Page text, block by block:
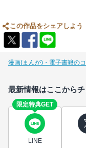
この作品をシェアしよう
漫画(まんが)・電子書籍の
最新情報はここからチ
限定特典GET
LINE